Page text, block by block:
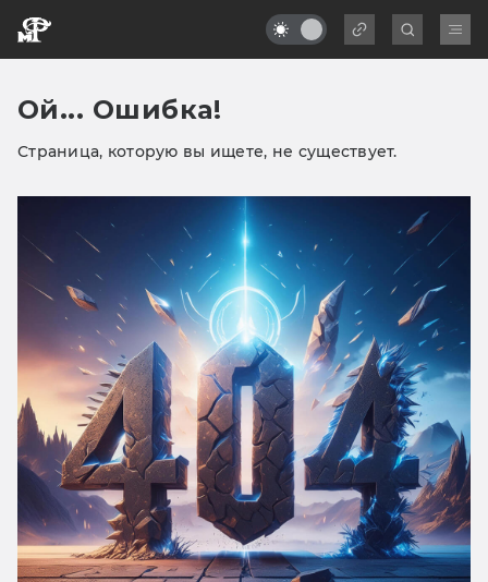
Ой... Ошибка!
Страница, которую вы ищете, не существует.